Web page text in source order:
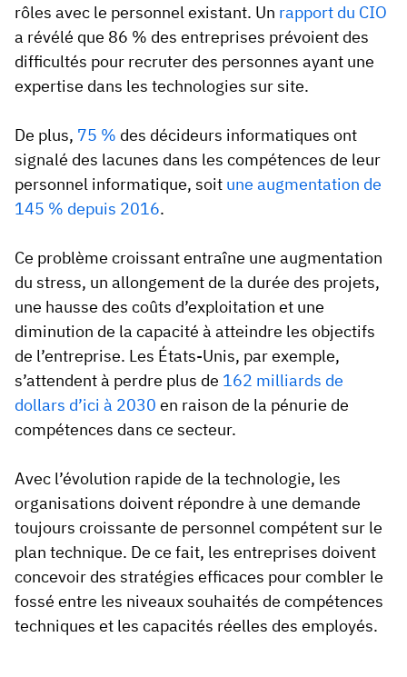
rôles avec le personnel existant. Un rapport du CIO
a révélé que 86 % des entreprises prévoient des
difficultés pour recruter des personnes ayant une
expertise dans les technologies sur site.
De plus, 75 % des décideurs informatiques ont
signalé des lacunes dans les compétences de leur
personnel informatique, soit une augmentation de
145 % depuis 2016.
Ce problème croissant entraîne une augmentation
du stress, un allongement de la durée des projets,
une hausse des coûts d’exploitation et une
diminution de la capacité à atteindre les objectifs
de l’entreprise. Les États-Unis, par exemple,
s’attendent à perdre plus de 162 milliards de
dollars d’ici à 2030 en raison de la pénurie de
compétences dans ce secteur.
Avec l’évolution rapide de la technologie, les
organisations doivent répondre à une demande
toujours croissante de personnel compétent sur le
plan technique. De ce fait, les entreprises doivent
concevoir des stratégies efficaces pour combler le
fossé entre les niveaux souhaités de compétences
techniques et les capacités réelles des employés.